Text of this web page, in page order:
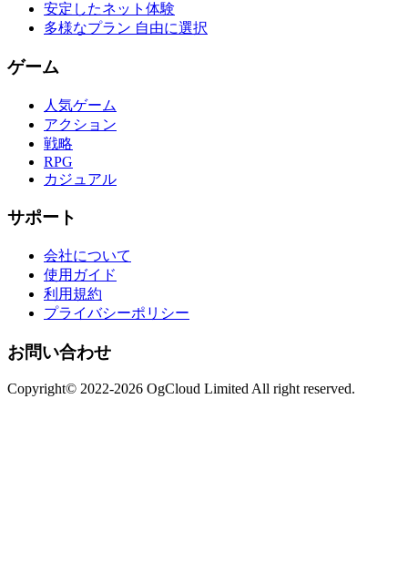
安定したネット体験
多様なプラン 自由に選択
ゲーム
人気ゲーム
アクション
戦略
RPG
カジュアル
サポート
会社について
使用ガイド
利用規約
プライバシーポリシー
お問い合わせ
Copyright© 2022-2026 OgCloud Limited All right reserved.